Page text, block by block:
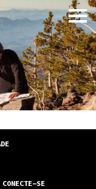
x
CONECTE-SE